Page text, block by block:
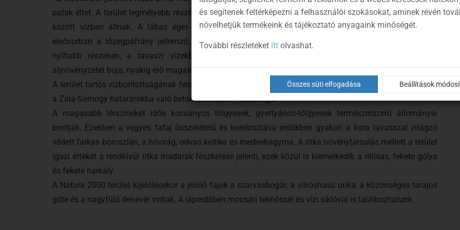
patak éltet. A terület legmélyebb részén égerest, éger-kőris láperdőt találunk, amelyek december és június
között vízben állnak. A lábas éger- és kőrisfák tövén helyenként gazdag páfránynövényzet díszlik,
elsősorban a tőzegpáfrány jellemző, kísérőként előfordul a szálkás pajzsika és a hölgypáfrány is. A
nyíltabb részeken, a tavaszi vizekben békaliliom virít, míg a szűken vett Csörnye-berek láperdő
aljnövényzetét buja, nyakig érő magassásos növényzet alkotja.
A terület tartós vízborítottságának fenntartását az 1994-ben létesített zsilip is segíti, amely az átfutó vizet
a Zala-Somogy határárokba való betorkollás előtt visszafogja.
A magasabb térszíneket idős kocsányos tölgyesek, gyertyános-tölgyesek természetszerű állományai
borítják. Ezekben a vegyes fafaj összetételű és koreloszlású erdőkben gyakori a kora tavasszal virágzó
védett farkas boroszlán, a hóvirág, odvas keltike és medvehagyma. A ritka növénytársulás mellett a terület
igazi értékét a rendkívül ritka madarak fészkelése jelenti, ezek közül is kiemelkedik a rétisas, fekete gólya
és fekete harkály.
A Natura 2000 terület kijelölésekor a jelölő fajok a szarvasbogár, a vöröshasú unka, a közönséges tarajos
gőte és a nagyfülű denevér voltak. A láperdőben mocsári teknőssel és vízi siklóval is találkozhatunk.
és segítenek feltérképezni a felhasználói szokásokat, aminek révén
növelhetjük termékeink és tájékoztató anyagaink minőségét.
További részleteket itt olvashat.
Összes süti elfogadása Beállítások